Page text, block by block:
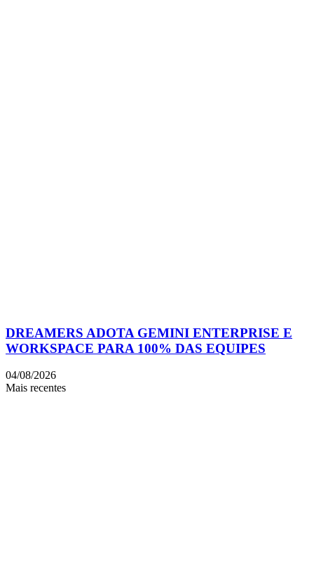
DREAMERS ADOTA GEMINI ENTERPRISE E
WORKSPACE PARA 100% DAS EQUIPES
04/08/2026
Mais recentes